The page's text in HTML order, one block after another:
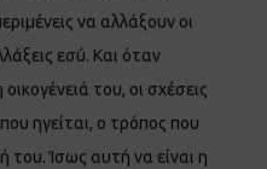
να αλλάξουν οι
εσύ. Και όταν
του, οι σχέσεις
ηγείται, ο τρόπος που
του. Ίσως αυτή να είναι η